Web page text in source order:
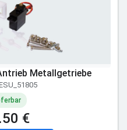
Metallgetriebe
€